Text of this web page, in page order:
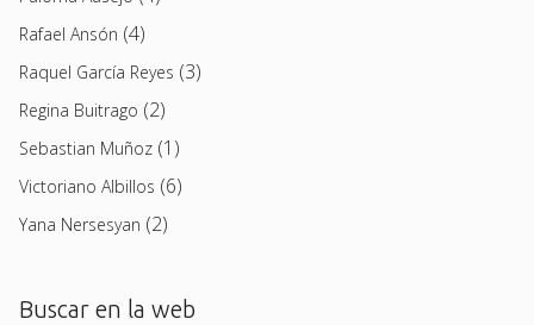
Rafael Ansón (4)
Raquel García Reyes (3)
Regina Buitrago (2)
Sebastian Muñoz (1)
Victoriano Albillos (6)
Yana Nersesyan (2)
Buscar en la web